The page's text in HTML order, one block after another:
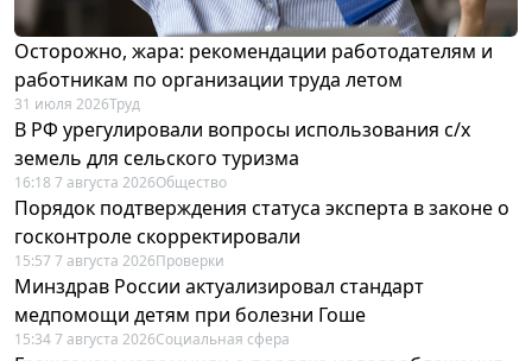
Осторожно, жара: рекомендации работодателям и
работникам по организации труда летом
31 июля 2026Труд
В РФ урегулировали вопросы использования с/х
земель для сельского туризма
16:18 7 августа 2026Общество
Порядок подтверждения статуса эксперта в законе о
госконтроле скорректировали
15:57 7 августа 2026Проверки
Минздрав России актуализировал стандарт
медпомощи детям при болезни Гоше
15:34 7 августа 2026Социальная сфера